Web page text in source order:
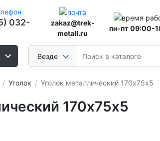
032-
zakaz@trek-
metall.ru
пн-пт 09:00-
Везде
Уголок Уголок металлический 170х75х5
170х75х5